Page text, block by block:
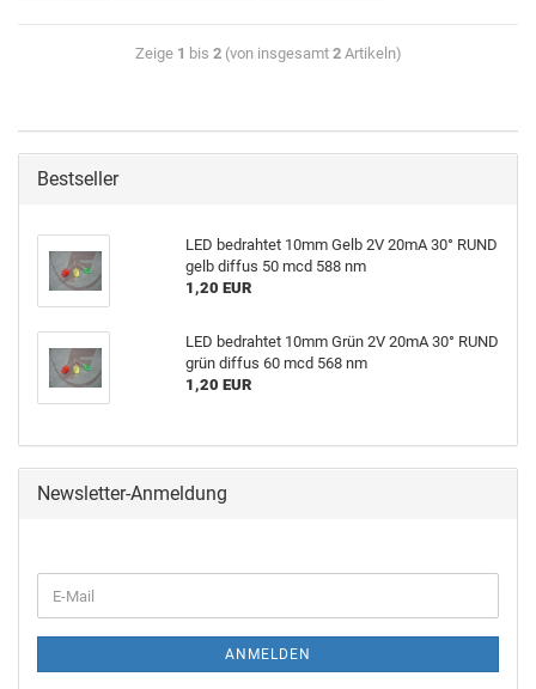
Zeige 1 bis 2(von insgesamt 2Artikeln)
Bestseller
LED bedrahtet 10mm Gelb 2V 20mA 30° RUND
gelb diffus 50 mcd 588 nm
1,20 EUR
LED bedrahtet 10mm Grün 2V 20mA 30° RUND
grün diffus 60 mcd 568 nm
1,20 EUR
Newsletter-Anmeldung
ANMELDEN